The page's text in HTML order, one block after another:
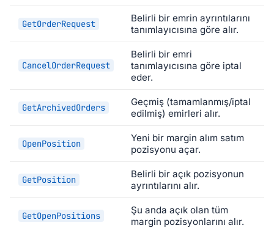
GetOrderRequest
Belirli bir emrin ayrıntılarını
tanımlayıcısına göre alır.
CancelOrderRequest
Belirli bir emri
tanımlayıcısına göre iptal
eder.
GetArchivedOrders
Geçmiş (tamamlanmış/iptal
edilmiş) emirleri alır.
OpenPosition
Yeni bir margin alım satım
pozisyonu açar.
GetPosition
Belirli bir açık pozisyonun
ayrıntılarını alır.
GetOpenPositions
Şu anda açık olan tüm
margin pozisyonlarını alır.